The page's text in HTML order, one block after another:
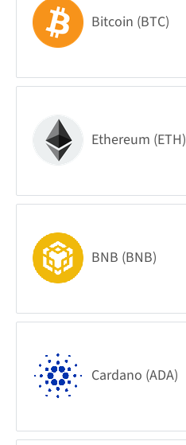
Bitcoin (BTC)
Ethereum (ETH)
BNB (BNB)
Cardano (ADA)